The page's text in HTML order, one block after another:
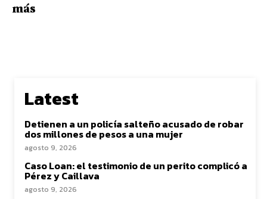
más
Latest
Detienen a un policía salteño acusado de robar
dos millones de pesos a una mujer
agosto 9, 2026
Caso Loan: el testimonio de un perito complicó a
Pérez y Caillava
agosto 9, 2026